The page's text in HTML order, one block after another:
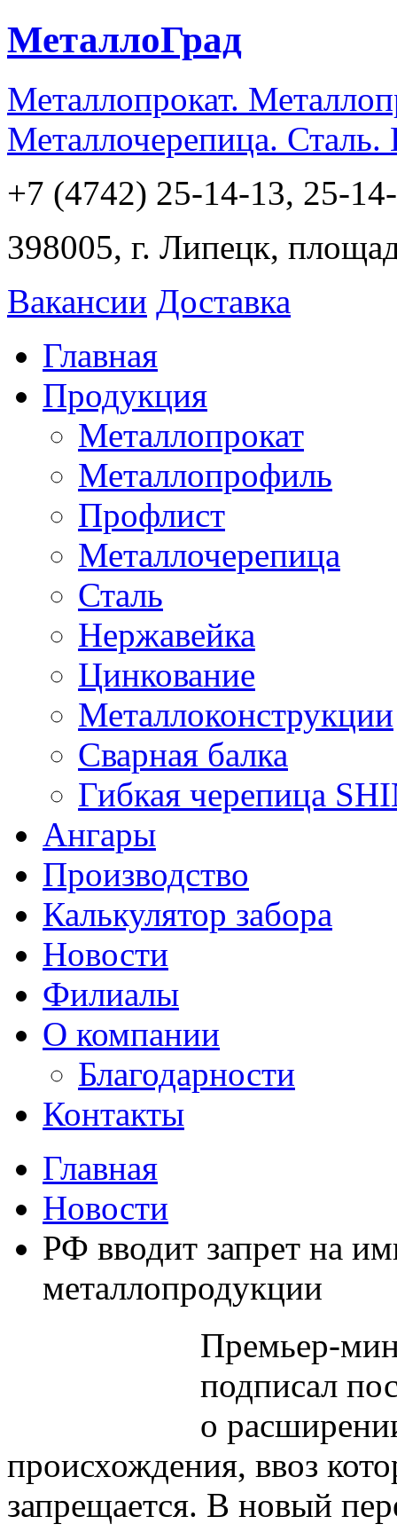
МеталлоГрад
Металлопрокат.
Металлочерепица.
+7 (4742) 25-14-13, 25-
398005, г. Липецк,
Вакансии Доставка
Главная
Продукция
Металлопрокат
Металлопрофиль
Профлист
Металлочерепица
Сталь
Нержавейка
Цинкование
Металлоконструкции
Сварная балка
Гибкая черепица
Ангары
Производство
Калькулятор забора
Новости
Филиалы
О компании
Благодарности
Контакты
Главная
Новости
РФ вводит запрет на
металлопродукции
Премьер-
подписал
о
происхождения, ввоз
запрещается. В новый